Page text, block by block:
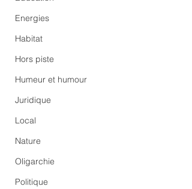
Energies
Habitat
Hors piste
Humeur et humour
Juridique
Local
Nature
Oligarchie
Politique